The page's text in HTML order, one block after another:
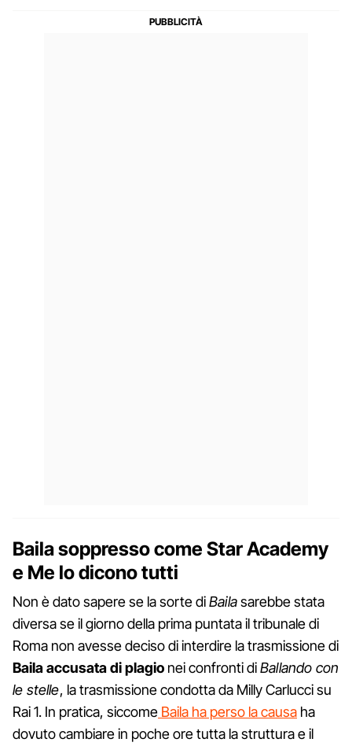
Baila soppresso come Star Academy
e Me lo dicono tutti
Non è dato sapere se la sorte diBailasarebbe stata
diversa se il giorno della prima puntata il tribunale di
Roma non avesse deciso di interdire la trasmissione di
Baila accusata di plagio nei confronti diBallando con
le stelle, la trasmissione condotta da Milly Carlucci su
Rai 1. In pratica, siccome Baila ha perso la causa ha
dovuto cambiare in poche ore tutta la struttura e il